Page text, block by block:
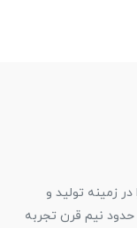
فعالیت خود را در زمینه تولید و
حدود نیم قرن تجربه